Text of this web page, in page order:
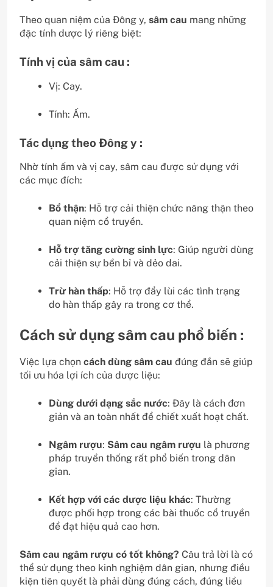
Theo quan niệm của Đông y, sâm cau mang những
đặc tính dược lý riêng biệt:
Tính vị của sâm cau :
Vị: Cay.
Tính: Ấm.
Tác dụng theo Đông y :
Nhờ tính ấm và vị cay, sâm cau được sử dụng với
các mục đích:
Bổ thận: Hỗ trợ cải thiện chức năng thận theo
quan niệm cổ truyền.
Hỗ trợ tăng cường sinh lực: Giúp người dùng
cải thiện sự bền bỉ và dẻo dai.
Trừ hàn thấp: Hỗ trợ đẩy lùi các tình trạng
do hàn thấp gây ra trong cơ thể.
Cách sử dụng sâm cau phổ biến :
Việc lựa chọn cách dùng sâm cau đúng đắn sẽ giúp
tối ưu hóa lợi ích của dược liệu:
Dùng dưới dạng sắc nước: Đây là cách đơn
giản và an toàn nhất để chiết xuất hoạt chất.
Ngâm rượu: Sâm cau ngâm rượu là phương
pháp truyền thống rất phổ biến trong dân
gian.
Kết hợp với các dược liệu khác: Thường
được phối hợp trong các bài thuốc cổ truyền
để đạt hiệu quả cao hơn.
Sâm cau ngâm rượu có tốt không? Câu trả lời là có
thể sử dụng theo kinh nghiệm dân gian, nhưng điều
kiện tiên quyết là phải dùng đúng cách, đúng liều